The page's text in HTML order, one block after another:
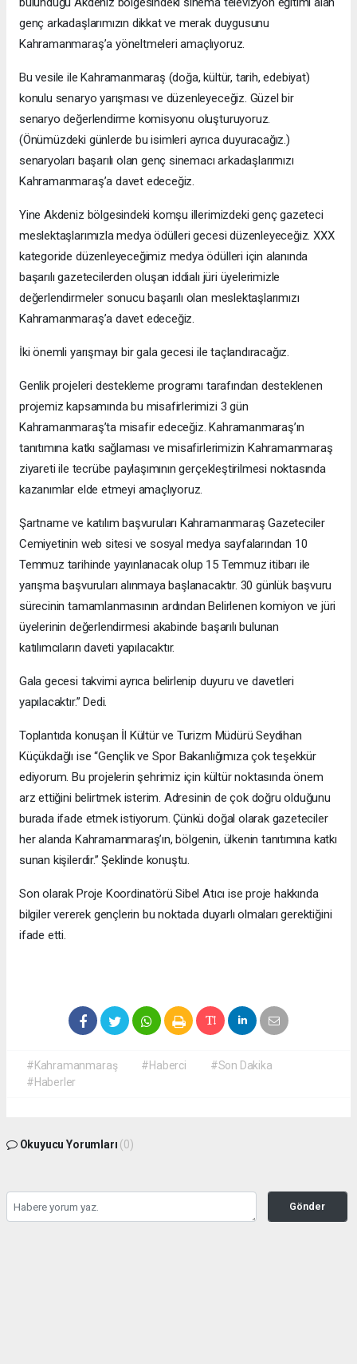
genç arkadaşlarımızın dikkat ve merak duygusunu
Kahramanmaraş’a yöneltmeleri amaçlıyoruz.
Bu vesile ile Kahramanmaraş (doğa, kültür, tarih, edebiyat)
konulu senaryo yarışması ve düzenleyeceğiz. Güzel bir
senaryo değerlendirme komisyonu oluşturuyoruz.
(Önümüzdeki günlerde bu isimleri ayrıca duyuracağız.)
senaryoları başarılı olan genç sinemacı arkadaşlarımızı
Kahramanmaraş’a davet edeceğiz.
Yine Akdeniz bölgesindeki komşu illerimizdeki genç gazeteci
meslektaşlarımızla medya ödülleri gecesi düzenleyeceğiz. XXX
kategoride düzenleyeceğimiz medya ödülleri için alanında
başarılı gazetecilerden oluşan iddialı jüri üyelerimizle
değerlendirmeler sonucu başarılı olan meslektaşlarımızı
Kahramanmaraş’a davet edeceğiz.
İki önemli yarışmayı bir gala gecesi ile taçlandıracağız.
Genlik projeleri destekleme programı tarafından desteklenen
projemiz kapsamında bu misafirlerimizi 3 gün
Kahramanmaraş’ta misafir edeceğiz. Kahramanmaraş’ın
tanıtımına katkı sağlaması ve misafirlerimizin Kahramanmaraş
ziyareti ile tecrübe paylaşımının gerçekleştirilmesi noktasında
kazanımlar elde etmeyi amaçlıyoruz.
Şartname ve katılım başvuruları Kahramanmaraş Gazeteciler
Cemiyetinin web sitesi ve sosyal medya sayfalarından 10
Temmuz tarihinde yayınlanacak olup 15 Temmuz itibarı ile
yarışma başvuruları alınmaya başlanacaktır. 30 günlük başvuru
sürecinin tamamlanmasının ardından Belirlenen komiyon ve jüri
üyelerinin değerlendirmesi akabinde başarılı bulunan
katılımcıların daveti yapılacaktır.
Gala gecesi takvimi ayrıca belirlenip duyuru ve davetleri
yapılacaktır.” Dedi.
Toplantıda konuşan İl Kültür ve Turizm Müdürü Seydihan
Küçükdağlı ise “Gençlik ve Spor Bakanlığımıza çok teşekkür
ediyorum. Bu projelerin şehrimiz için kültür noktasında önem
arz ettiğini belirtmek isterim. Adresinin de çok doğru olduğunu
burada ifade etmek istiyorum. Çünkü doğal olarak gazeteciler
her alanda Kahramanmaraş’ın, bölgenin, ülkenin tanıtımına katkı
sunan kişilerdir.” Şeklinde konuştu.
Son olarak Proje Koordinatörü Sibel Atıcı ise proje hakkında
bilgiler vererek gençlerin bu noktada duyarlı olmaları gerektiğini
ifade etti.
#Kahramanmaraş #Haberci
#Son Dakika
#Haberler
Okuyucu Yorumları (0)
Gönder